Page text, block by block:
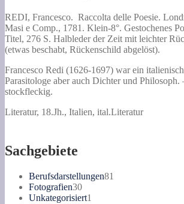
REDI, Francesco. Raccolta delle Poesie.
Masi e Comp., 1781. Klein-8°. Gestochenes
Titel, 276 S. Halbleder der Zeit mit leichter
(etwas beschabt, Rückenschild abgelöst).
Francesco Redi (1626-1697) war ein
Parasitologe aber auch Dichter und Philosoph.
stockfleckig.
Literatur, 18.Jh., Italien, ital.Literatur
Sachgebiete
Berufsdarstellungen81
Fotografien3030
Produkte
Unkategorisiert1